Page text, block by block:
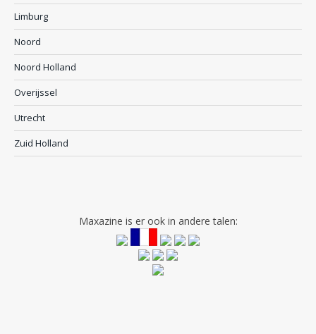
Limburg
Noord
Noord Holland
Overijssel
Utrecht
Zuid Holland
Maxazine is er ook in andere talen: